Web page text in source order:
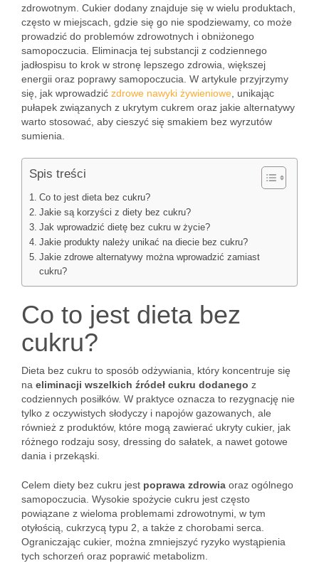
zdrowotnym. Cukier dodany znajduje się w wielu produktach,
często w miejscach, gdzie się go nie spodziewamy, co może
prowadzić do problemów zdrowotnych i obniżonego
samopoczucia. Eliminacja tej substancji z codziennego
jadłospisu to krok w stronę lepszego zdrowia, większej
energii oraz poprawy samopoczucia. W artykule przyjrzymy
się, jak wprowadzić zdrowe nawyki żywieniowe , unikając
pułapek związanych z ukrytym cukrem oraz jakie alternatywy
warto stosować, aby cieszyć się smakiem bez wyrzutów
sumienia.
Spis treści
Co to jest dieta bez cukru?
Jakie są korzyści z diety bez cukru?
Jak wprowadzić dietę bez cukru w życie?
Jakie produkty należy unikać na diecie bez cukru?
Jakie zdrowe alternatywy można wprowadzić zamiast
cukru?
Co to jest dieta bez
cukru?
Dieta bez cukru to sposób odżywiania, który koncentruje się
na eliminacji wszelkich źródeł cukru dodanego z
codziennych posiłków. W praktyce oznacza to rezygnację nie
tylko z oczywistych słodyczy i napojów gazowanych, ale
również z produktów, które mogą zawierać ukryty cukier, jak
różnego rodzaju sosy, dressing do sałatek, a nawet gotowe
dania i przekąski.
Celem diety bez cukru jest poprawa zdrowia oraz ogólnego
samopoczucia. Wysokie spożycie cukru jest często
powiązane z wieloma problemami zdrowotnymi, w tym
otyłością, cukrzycą typu 2, a także z chorobami serca.
Ograniczając cukier, można zmniejszyć ryzyko wystąpienia
tych schorzeń oraz poprawić metabolizm.